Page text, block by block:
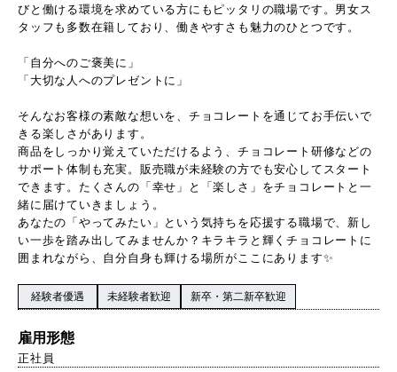
びと働ける環境を求めている方にもピッタリの職場です。男女ス
タッフも多数在籍しており、働きやすさも魅力のひとつです。
「自分へのご褒美に」
「大切な人へのプレゼントに」
そんなお客様の素敵な想いを、チョコレートを通じてお手伝いで
きる楽しさがあります。
商品をしっかり覚えていただけるよう、チョコレート研修などの
サポート体制も充実。販売職が未経験の方でも安心してスタート
できます。たくさんの「幸せ」と「楽しさ」をチョコレートと一
緒に届けていきましょう。
あなたの「やってみたい」という気持ちを応援する職場で、新し
い一歩を踏み出してみませんか？キラキラと輝くチョコレートに
囲まれながら、自分自身も輝ける場所がここにあります✨
経験者優遇 未経験者歓迎 新卒・第二新卒歓迎
雇用形態
正社員